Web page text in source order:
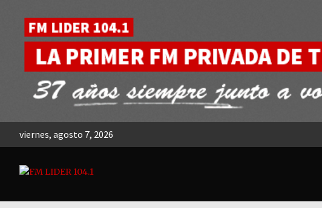
content
viernes, agosto 7, 2026
FM LIDER 104.1